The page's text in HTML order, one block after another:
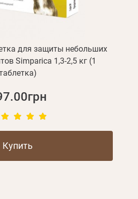
для защиты небольших
Simparica 1,3-2,5 кг (1
Купить